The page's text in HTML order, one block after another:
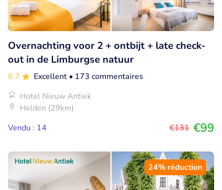
Overnachting voor 2 + ontbijt + late check-
out in de Limburgse natuur
8.7 Excellent • 173 commentaires
Hotel Nieuw Antiek
Helden (29km)
Vendu : 14
€131 €99
24% réduction